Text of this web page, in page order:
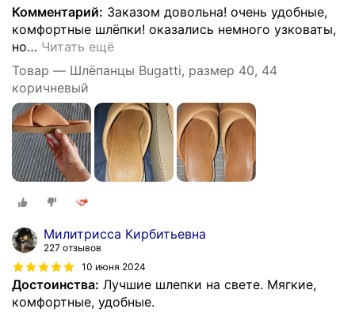
Комментарий: Заказом довольна! очень удобные,
комфортные шлёпки! оказались немного узковаты,
но… Читать ещё
Товар — Шлёпанцы Bugatti, размер 40, 44
коричневый
Милитрисса Кирбитьевна
227 отзывов
10 июня 2024
Достоинства: Лучшие шлепки на свете. Мягкие,
комфортные, удобные.